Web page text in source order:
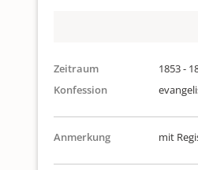
Zeitraum
1853 -
Konfession
Anmerkung mit